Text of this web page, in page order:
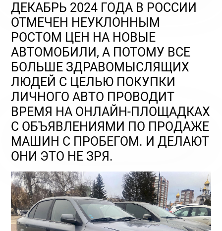
ДЕКАБРЬ 2024 ГОДА В РОССИИ
ОТМЕЧЕН НЕУКЛОННЫМ
РОСТОМ ЦЕН НА НОВЫЕ
АВТОМОБИЛИ, А ПОТОМУ ВСЕ
БОЛЬШЕ ЗДРАВОМЫСЛЯЩИХ
ЛЮДЕЙ С ЦЕЛЬЮ ПОКУПКИ
ЛИЧНОГО АВТО ПРОВОДИТ
ВРЕМЯ НА ОНЛАЙН-ПЛОЩАДКАХ
С ОБЪЯВЛЕНИЯМИ ПО ПРОДАЖЕ
МАШИН С ПРОБЕГОМ. И ДЕЛАЮТ
ОНИ ЭТО НЕ ЗРЯ.